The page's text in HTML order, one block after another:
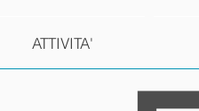
ATTIVITA'